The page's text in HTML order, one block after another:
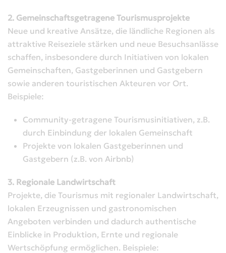
2. Gemeinschaftsgetragene Tourismusprojekte
Neue und kreative Ansätze, die ländliche Regionen als
attraktive Reiseziele stärken und neue Besuchsanlässe
schaffen, insbesondere durch Initiativen von lokalen
Gemeinschaften, Gastgeberinnen und Gastgebern
sowie anderen touristischen Akteuren vor Ort.
Beispiele:
Community-getragene Tourismusinitiativen, z.B.
durch Einbindung der lokalen Gemeinschaft
Projekte von lokalen Gastgeberinnen und
Gastgebern (z.B. von Airbnb)
3. Regionale Landwirtschaft
Projekte, die Tourismus mit regionaler Landwirtschaft,
lokalen Erzeugnissen und gastronomischen
Angeboten verbinden und dadurch authentische
Einblicke in Produktion, Ernte und regionale
Wertschöpfung ermöglichen. Beispiele: